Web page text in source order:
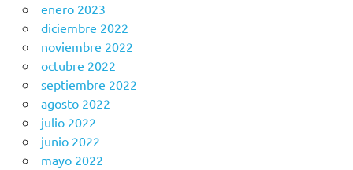
enero 2023
diciembre 2022
noviembre 2022
octubre 2022
septiembre 2022
agosto 2022
julio 2022
junio 2022
mayo 2022